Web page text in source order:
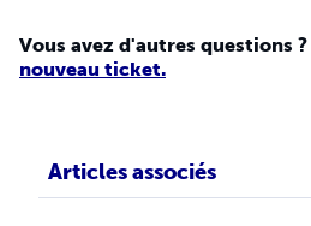
Vous avez d'autres questions ?
nouveau ticket.
Articles associés